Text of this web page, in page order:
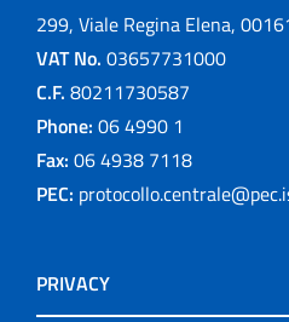
299, Viale Regina Elena,
VAT No. 03657731000
C.F. 80211730587
Phone: 06 4990 1
Fax: 06 4938 7118
PEC:
PRIVACY